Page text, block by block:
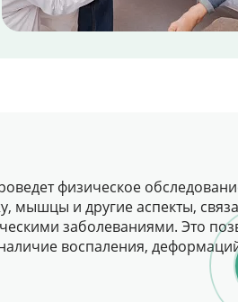
физическое
мышцы и другие аспекты,
заболеваниями. Это
воспаления,